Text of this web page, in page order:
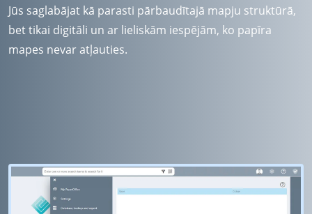
Jūs saglabājat kā parasti pārbaudītajā mapju struktūrā,
bet tikai digitāli un ar lieliskām iespējām, ko papīra
mapes nevar atļauties.